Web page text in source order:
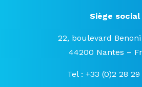
Siège social
22, boulevard
44200 Nantes –
Tel : +33 (0)2 28 29